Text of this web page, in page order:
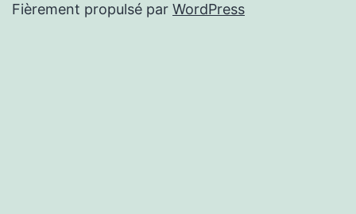
Fièrement propulsé par WordPress